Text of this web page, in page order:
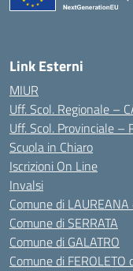
Link Esterni
MIUR
Uff. Scol. Regionale –
Uff. Scol. Provinciale –
Scuola in Chiaro
Iscrizioni On Line
Invalsi
Comune di LAUREANA
Comune di SERRATA
Comune di GALATRO
Comune di FEROLETO